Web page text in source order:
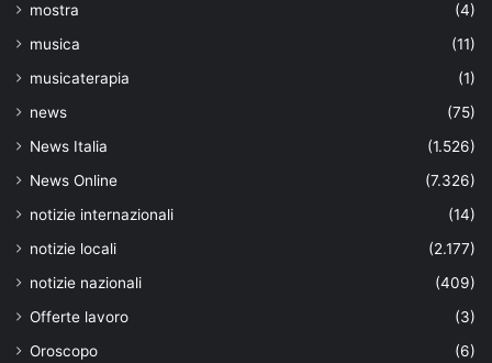
mostra
(4)
musica
(11)
musicaterapia
(1)
news
(75)
News Italia
(1.526)
News Online
(7.326)
notizie internazionali
(14)
notizie locali
(2.177)
notizie nazionali
(409)
Offerte lavoro
(3)
Oroscopo
(6)